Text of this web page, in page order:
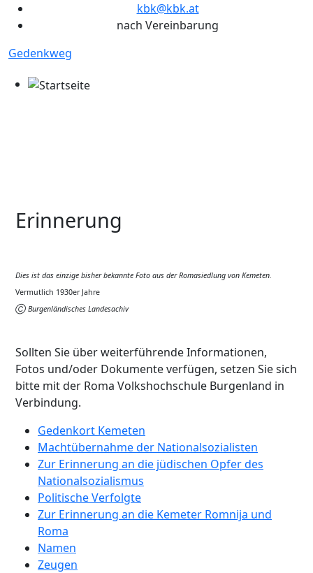
kbk@kbk.at
nach Vereinbarung
Gedenkweg
Erinnerung
Dies ist das einzige bisher bekannte Foto aus der Romasiedlung von Kemeten.
Vermutlich 1930er Jahre
Ⓒ Burgenländisches Landesachiv
Sollten Sie über weiterführende Informationen,
Fotos und/oder Dokumente verfügen, setzen Sie sich
bitte mit der Roma Volkshochschule Burgenland in
Verbindung.
Gedenkort Kemeten
Machtübernahme der Nationalsozialisten
Zur Erinnerung an die jüdischen Opfer des
Nationalsozialismus
Politische Verfolgte
Zur Erinnerung an die Kemeter Romnija und
Roma
Namen
Zeugen